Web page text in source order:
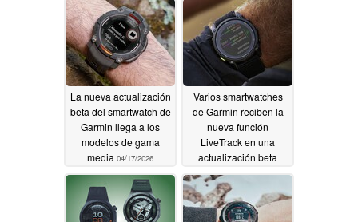
La nueva actualización
beta del smartwatch de
Garmin llega a los
modelos de gama
media 04/17/2026
Varios smartwatches
de Garmin reciben la
nueva función
LiveTrack en una
actualización beta
04/16/2026